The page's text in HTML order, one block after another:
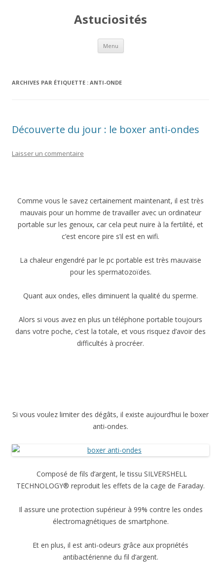
Astuciosités
Menu Aller
contenu
ARCHIVES PAR ÉTIQUETTE : ANTI-ONDE
Découverte du jour : le boxer anti-ondes
Laisser un commentaire
Comme vous le savez certainement maintenant, il est très
mauvais pour un homme de travailler avec un ordinateur
portable sur les genoux, car cela peut nuire à la fertilité, et
c’est encore pire s’il est en wifi.
La chaleur engendré par le pc portable est très mauvaise
pour les spermatozoïdes.
Quant aux ondes, elles diminuent la qualité du sperme.
Alors si vous avez en plus un téléphone portable toujours
dans votre poche, c’est la totale, et vous risquez d’avoir des
difficultés à procréer.
Si vous voulez limiter des dégâts, il existe aujourd’hui le boxer
anti-ondes.
Composé de fils d’argent, le tissu SILVERSHELL
TECHNOLOGY® reproduit les effets de la cage de Faraday.
Il assure une protection supérieur à 99% contre les ondes
électromagnétiques de smartphone.
Et en plus, il est anti-odeurs grâce aux propriétés
antibactérienne du fil d’argent.